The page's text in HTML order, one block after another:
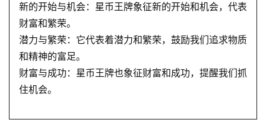
新的开始与机会：星币王牌象征新的开始和机会，代表
财富和繁荣。
潜力与繁荣：它代表着潜力和繁荣，鼓励我们追求物质
和精神的富足。
财富与成功：星币王牌也象征财富和成功，提醒我们抓
住机会。